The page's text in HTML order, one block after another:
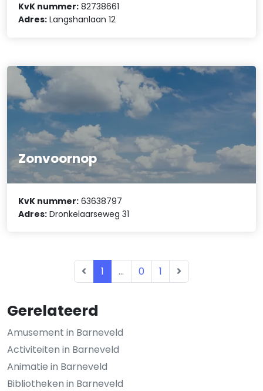
Gerelateerd
Amusement in Barneveld
Activiteiten in Barneveld
Animatie in Barneveld
Bibliotheken in Barneveld
KvK nummer: 82738661
Adres: Langshanlaan 12
Zonvoornop
KvK nummer: 63638797
Adres: Dronkelaarseweg 31
1 ... 0 1